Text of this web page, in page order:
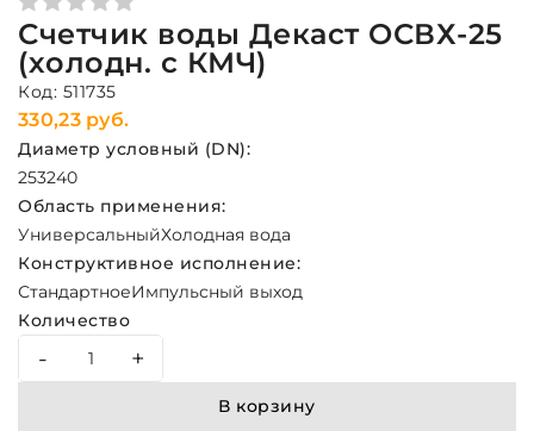
Счетчик воды Декаст ОСВХ-25
(холодн. с КМЧ)
Код: 511735
330,23 руб.
Диаметр условный (DN):
253240
Область применения:
УниверсальныйХолодная вода
Конструктивное исполнение:
СтандартноеИмпульсный выход
Количество
- +
В корзину